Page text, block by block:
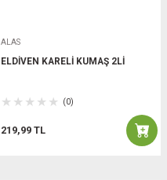
ALAS
ELDİVEN KARELİ KUMAŞ 2Lİ
(0)
219,99 TL